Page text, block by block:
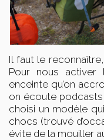
Il faut le
Pour nous
enceinte qu’on
on écoute podcasts
choisi un modèle
chocs (trouvé
évite de la mouiller